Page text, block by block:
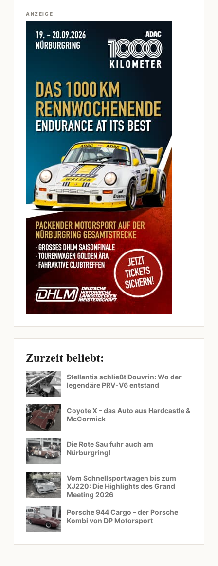
ANZEIGE
Zurzeit beliebt:
Stellantis schließt Douvrin: Wo der
legendäre PRV-V6 entstand
Coyote X – das Auto aus Hardcastle &
McCormick
Die Rote Sau fuhr auch am
Nürburgring!
Vom Schnellsportwagen bis zum
XJ220: Die Highlights des Grand
Meeting 2026
Porsche 944 Cargo – der Porsche
Kombi von DP Motorsport